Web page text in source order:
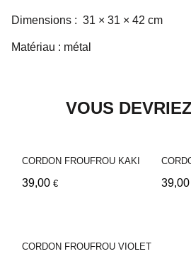
Dimensions : 31 × 31 × 42 cm
Matériau : métal
VOUS
CORDON FROUFROU KAKI
39,00 € 39,00
CORDON FROUFROU VIOLET